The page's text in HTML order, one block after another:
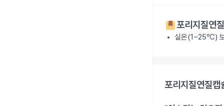
포리지질연
실온(1~25℃)
포리지질연질캡